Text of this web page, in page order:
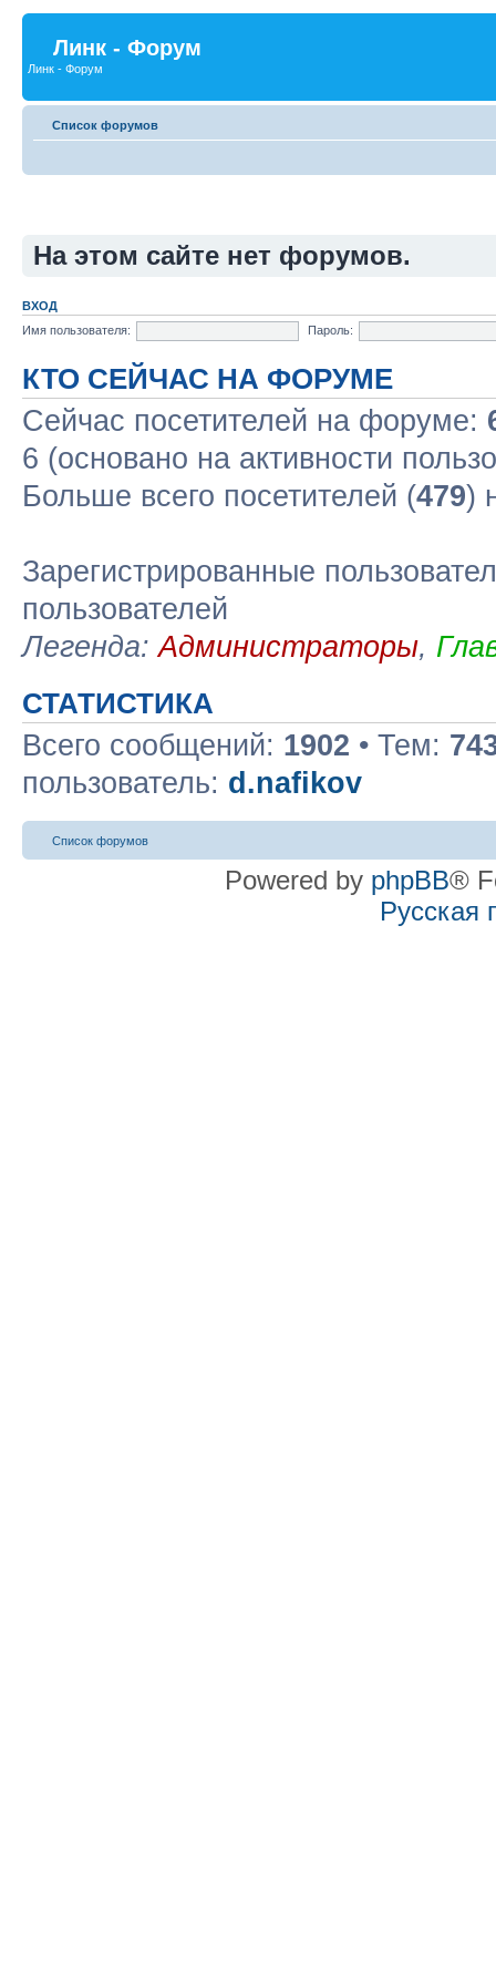
Линк - Форум
Линк - Форум
Список форумов
На этом сайте нет форумов.
ВХОД
Имя пользователя:
Пароль:
КТО СЕЙЧАС НА ФОРУМЕ
Сейчас посетителей на форуме:
6 (основано на активности
Больше всего посетителей (479)
Зарегистрированные
пользователей
Легенда:Администраторы,
СТАТИСТИКА
Всего сообщений: 1902 • Тем:
пользователь: d.nafikov
Список форумов
Powered by phpBB®
Русская